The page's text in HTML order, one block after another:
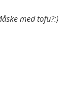
med tofu?:)